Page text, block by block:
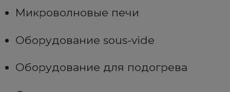
Микроволновые печи
Оборудование sous-vide
Оборудование для подогрева